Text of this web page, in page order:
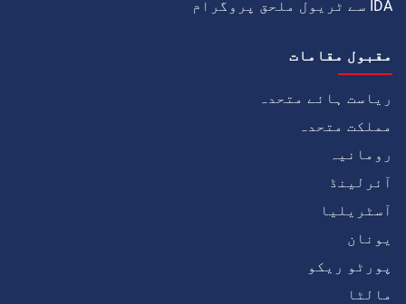
IDA سے ٹریول ملحق پروگرام
مقبول مقامات
ریاست ہائے متحدہ
مملکت متحدہ
رومانیہ
آئرلینڈ
آسٹریلیا
یونان
پورٹو ریکو
مالٹا